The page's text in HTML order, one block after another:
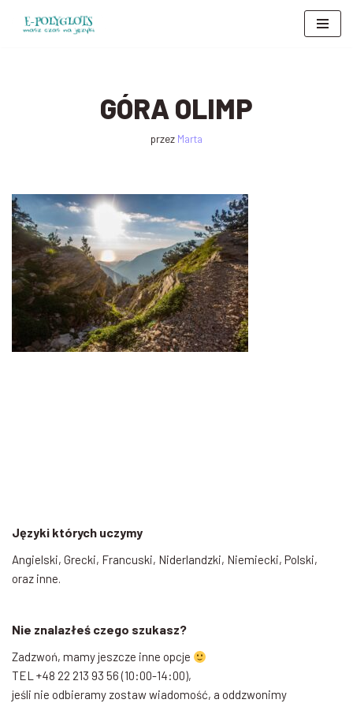
GÓRA OLIMP
przez Marta
Języki których uczymy
Angielski, Grecki, Francuski, Niderlandzki, Niemiecki, Polski,
oraz inne.
Nie znalazłeś czego szukasz?
Zadzwoń, mamy jeszcze inne opcje
TEL +48 22 213 93 56 (10:00-14:00),
jeśli nie odbieramy zostaw wiadomość, a oddzwonimy